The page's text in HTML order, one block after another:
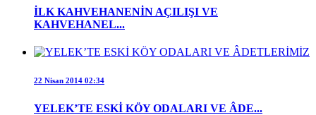
İLK KAHVEHANENİN AÇILIŞI VE
KAHVEHANEL...
22 Nisan 2014 02:34
YELEK’TE ESKİ KÖY ODALARI VE ÂDE...